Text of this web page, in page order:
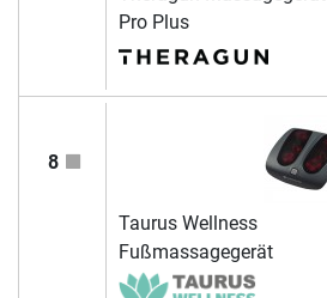
Pro Plus
8
Taurus Wellness
Fußmassagegerät